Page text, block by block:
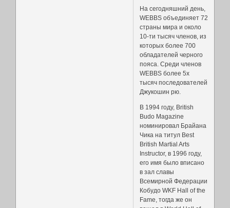
На сегодняшний день,
WEBBS объединяет 72
страны мира и около
10-ти тысяч членов, из
которых более 700
обладателей черного
пояса. Среди членов
WEBBS более 5х
тысяч последователей
Джукошин рю.
В 1994 году, British
Budo Magazine
номинировал Брайана
Чика на титул Best
British Martial Arts
Instructor, в 1996 году,
его имя было вписано
в зал славы
Всемирной Федерации
Кобудо WKF Hall of the
Fame, тогда же он